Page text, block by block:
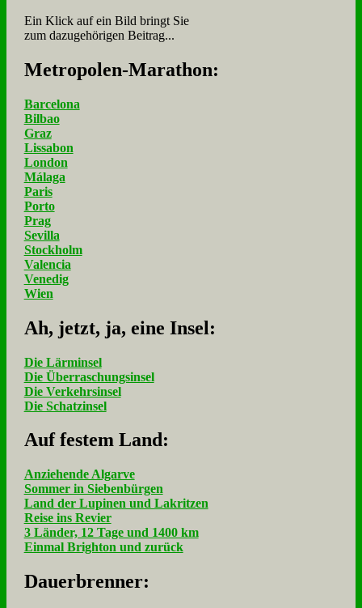
Ein Klick auf ein Bild bringt Sie
zum dazugehörigen Beitrag...
Me­tro­po­len-Ma­ra­thon:
Barcelona
Bilbao
Graz
Lissabon
London
Málaga
Paris
Porto
Prag
Sevilla
Stockholm
Valencia
Venedig
Wien
Ah, jetzt, ja, ei­ne In­sel:
Die Lärminsel
Die Überraschungsinsel
Die Verkehrsinsel
Die Schatzinsel
Auf fe­stem Land:
Anziehende Algarve
Sommer in Siebenbürgen
Land der Lupinen und Lakritzen
Reise ins Revier
3 Länder, 12 Tage und 1400 km
Einmal Brighton und zurück
Dau­er­bren­ner: